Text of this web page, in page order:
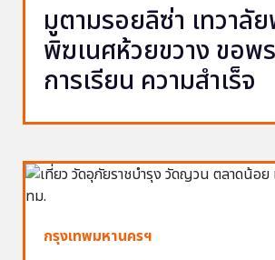
มูตามรอยลิซ่า เทวาลั
พิฆเนศห้วยขวาง ขอพ
การเรียน ความสำเร็จ
กรุงเทพมหานครฯ